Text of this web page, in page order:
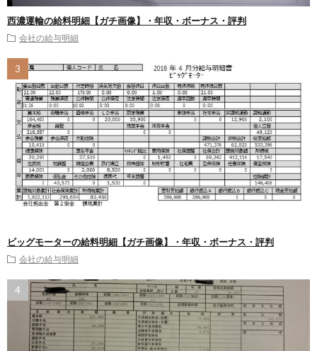
西濃運輸の給料明細【ガチ画像】・年収・ボーナス・評判
会社の給与明細
ビッグモーターの給料明細【ガチ画像】・年収・ボーナス・評判
会社の給与明細